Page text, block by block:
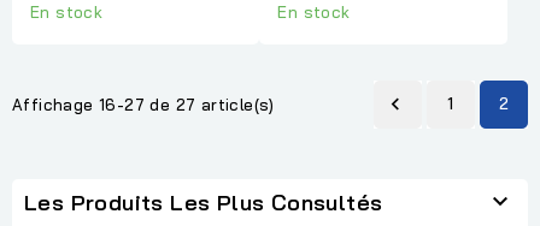
En stock En stock
Affichage 16-27 de 27 article(s)  1 2
Les Produits Les Plus Consultés 